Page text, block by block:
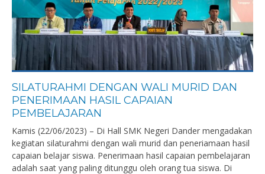
SILATURAHMI DENGAN WALI MURID DAN
PENERIMAAN HASIL CAPAIAN
PEMBELAJARAN
Kamis (22/06/2023) – Di Hall SMK Negeri Dander mengadakan
kegiatan silaturahmi dengan wali murid dan peneriamaan hasil
capaian belajar siswa. Penerimaan hasil capaian pembelajaran
adalah saat yang paling ditunggu oleh orang tua siswa. Di